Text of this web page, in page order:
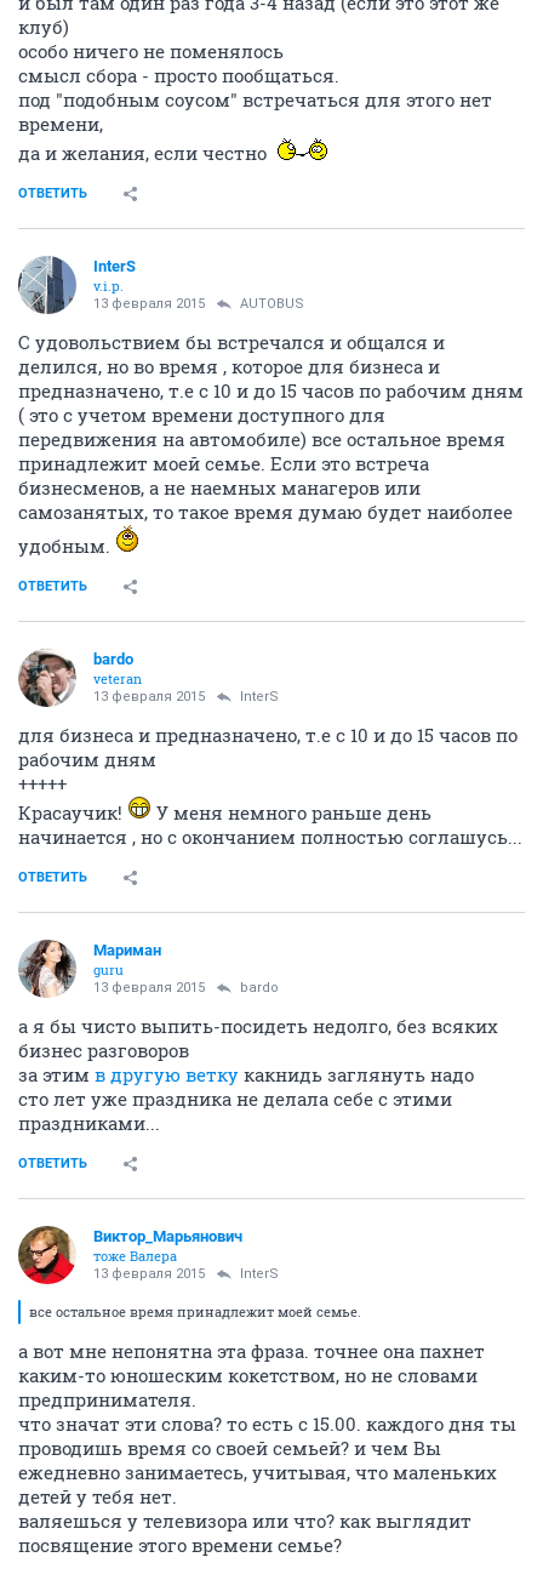
клуб)
особо ничего не поменялось
смысл сбора - просто пообщаться.
под "подобным соусом" встречаться для этого нет
времени,
да и желания, если честно
ОТВЕТИТЬ
InterS
v.i.p.
13 февраля 2015 AUTOBUS
С удовольствием бы встречался и общался и
делился, но во время , которое для бизнеса и
предназначено, т.е с 10 и до 15 часов по рабочим дням
( это с учетом времени доступного для
передвижения на автомобиле) все остальное время
принадлежит моей семье. Если это встреча
бизнесменов, а не наемных манагеров или
самозанятых, то такое время думаю будет наиболее
удобным.
ОТВЕТИТЬ
bardo
veteran
13 февраля 2015 InterS
для бизнеса и предназначено, т.е с 10 и до 15 часов по
рабочим дням
+++++
Красаучик!
У меня немного раньше день
начинается , но с окончанием полностью соглашусь...
ОТВЕТИТЬ
Мариман
guru
13 февраля 2015 bardo
а я бы чисто выпить-посидеть недолго, без всяких
бизнес разговоров
за этим в другую ветку какнидь заглянуть надо
сто лет уже праздника не делала себе с этими
праздниками...
ОТВЕТИТЬ
Виктор_Марьянович
тоже Валера
13 февраля 2015 InterS
все остальное время принадлежит моей семье.
а вот мне непонятна эта фраза. точнее она пахнет
каким-то юношеским кокетством, но не словами
предпринимателя.
что значат эти слова? то есть с 15.00. каждого дня ты
проводишь время со своей семьей? и чем Вы
ежедневно занимаетесь, учитывая, что маленьких
детей у тебя нет.
валяешься у телевизора или что? как выглядит
посвящение этого времени семье?